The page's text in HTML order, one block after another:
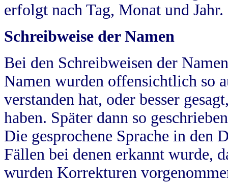
erfolgt nach Tag, Monat und Jahr.
Schreibweise der Namen
Bei den Schreibweisen der
Namen wurden offensichtlich so
verstanden hat, oder besser
haben. Später dann so
Die gesprochene Sprache in
Fällen bei denen erkannt wurde,
wurden Korrekturen